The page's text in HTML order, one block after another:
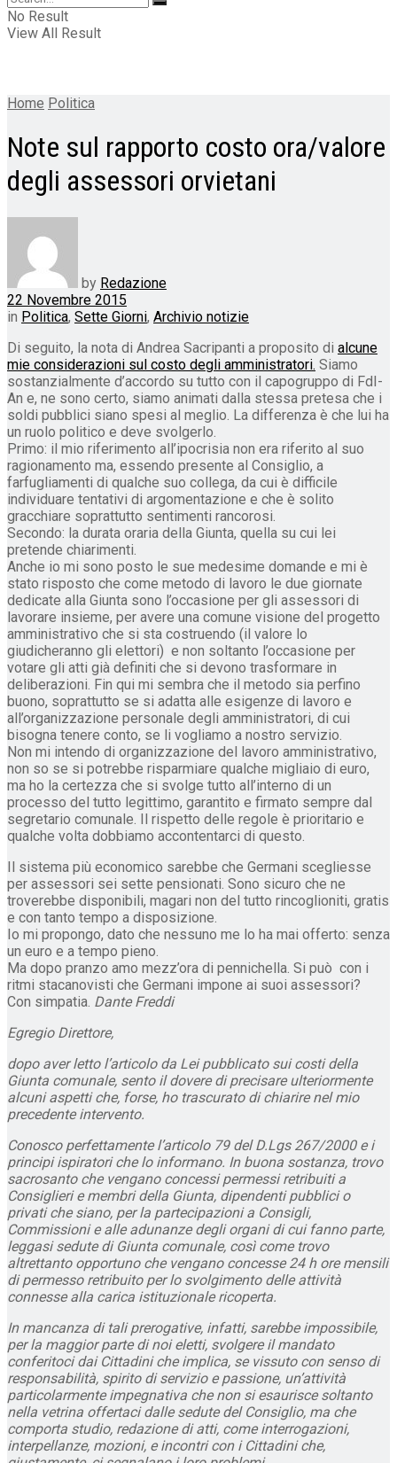
No Result
View All Result
Home Politica
Note sul rapporto costo ora/valore
degli assessori orvietani
by Redazione
22 Novembre 2015
in Politica, Sette Giorni, Archivio notizie
Di seguito, la nota di Andrea Sacripanti a proposito di alcune
mie considerazioni sul costo degli amministratori. Siamo
sostanzialmente d’accordo su tutto con il capogruppo di FdI-
An e, ne sono certo, siamo animati dalla stessa pretesa che i
soldi pubblici siano spesi al meglio. La differenza è che lui ha
un ruolo politico e deve svolgerlo.
Primo: il mio riferimento all’ipocrisia non era riferito al suo
ragionamento ma, essendo presente al Consiglio, a
farfugliamenti di qualche suo collega, da cui è difficile
individuare tentativi di argomentazione e che è solito
gracchiare soprattutto sentimenti rancorosi.
Secondo: la durata oraria della Giunta, quella su cui lei
pretende chiarimenti.
Anche io mi sono posto le sue medesime domande e mi è
stato risposto che come metodo di lavoro le due giornate
dedicate alla Giunta sono l’occasione per gli assessori di
lavorare insieme, per avere una comune visione del progetto
amministrativo che si sta costruendo (il valore lo
giudicheranno gli elettori) e non soltanto l’occasione per
votare gli atti già definiti che si devono trasformare in
deliberazioni. Fin qui mi sembra che il metodo sia perfino
buono, soprattutto se si adatta alle esigenze di lavoro e
all’organizzazione personale degli amministratori, di cui
bisogna tenere conto, se li vogliamo a nostro servizio.
Non mi intendo di organizzazione del lavoro amministrativo,
non so se si potrebbe risparmiare qualche migliaio di euro,
ma ho la certezza che si svolge tutto all’interno di un
processo del tutto legittimo, garantito e firmato sempre dal
segretario comunale. Il rispetto delle regole è prioritario e
qualche volta dobbiamo accontentarci di questo.
Il sistema più economico sarebbe che Germani scegliesse
per assessori sei sette pensionati. Sono sicuro che ne
troverebbe disponibili, magari non del tutto rincoglioniti, gratis
e con tanto tempo a disposizione.
Io mi propongo, dato che nessuno me lo ha mai offerto: senza
un euro e a tempo pieno.
Ma dopo pranzo amo mezz’ora di pennichella. Si può con i
ritmi stacanovisti che Germani impone ai suoi assessori?
Con simpatia. Dante Freddi
Egregio Direttore,
dopo aver letto l’articolo da Lei pubblicato sui costi della
Giunta comunale, sento il dovere di precisare ulteriormente
alcuni aspetti che, forse, ho trascurato di chiarire nel mio
precedente intervento.
Conosco perfettamente l’articolo 79 del D.Lgs 267/2000 e i
principi ispiratori che lo informano. In buona sostanza, trovo
sacrosanto che vengano concessi permessi retribuiti a
Consiglieri e membri della Giunta, dipendenti pubblici o
privati che siano, per la partecipazioni a Consigli,
Commissioni e alle adunanze degli organi di cui fanno parte,
leggasi sedute di Giunta comunale, così come trovo
altrettanto opportuno che vengano concesse 24 h ore mensili
di permesso retribuito per lo svolgimento delle attività
connesse alla carica istituzionale ricoperta.
In mancanza di tali prerogative, infatti, sarebbe impossibile,
per la maggior parte di noi eletti, svolgere il mandato
conferitoci dai Cittadini che implica, se vissuto con senso di
responsabilità, spirito di servizio e passione, un’attività
particolarmente impegnativa che non si esaurisce soltanto
nella vetrina offertaci dalle sedute del Consiglio, ma che
comporta studio, redazione di atti, come interrogazioni,
interpellanze, mozioni, e incontri con i Cittadini che,